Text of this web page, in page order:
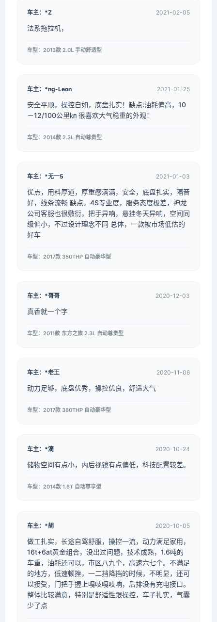
车主：*Z 2021-02-05
法系拖拉机，
车型：2013款 2.0L 手动舒适型
车主：*ng-Leon 2021-01-25
安全平顺，操控自如，底盘扎实！缺点:油耗偏高，10
－12/100公里㎞ 很喜欢大气稳重的外观！
车型：2014款 2.3L 自动尊贵型
车主：*无一5 2021-01-03
优点，用料厚道，厚重感满满，安全，底盘扎实，隔音
好，线条流畅 缺点，4S专业度，服务态度极差，神龙
公司客服也很敷衍，把手异响，悬挂冬天异响，空间同
级偏小，不过设计理念不同 总体，一款被市场低估的
好车
车型：2017款 350THP 自动豪华型
车主：*哥哥 2020-12-03
真香就一个字
车型：2011款 东方之旅 2.3L 自动尊贵型
车主：*老王 2020-11-06
动力足够，底盘优秀，操控优良，舒适大气
车型：2017款 380THP 自动豪华型
车主：*滴 2020-10-24
储物空间有点小，内后视镜有点偏低，科技配置较差。
车型：2014款 1.6T 自动尊享型
车主：*胡 2020-10-05
做工扎实，长途自驾舒服，操控一流，动力满足家用，
16t+6at黄金组合，没出过问题，技术成熟，1.6吨的
车重，油耗还可以，市区八九个，高速六七个。不满足
的地方，低速顿挫，一二挡降挡的时候，不明显，还可
以接受，门把手握上嘎吱嘎吱响，后排没有充电接口。
整体比较满意，特别是舒适性跟操控，车子扎实，气囊
少了点